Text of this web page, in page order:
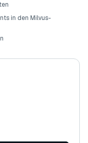
in den Milvus-